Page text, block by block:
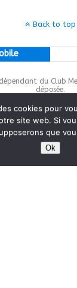
Back to top
du Club
déposée.
site is protected bywp-
cookies pour
site web. Si
que
Ok